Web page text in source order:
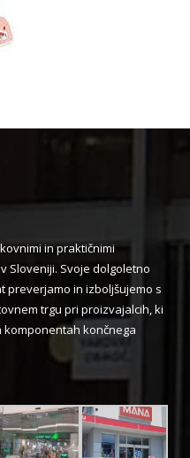
in praktičnimi
Sloveniji. Svoje dolgoletno
preverjamo in izboljšujemo s
trgu pri proizvajalcih, ki
končnega